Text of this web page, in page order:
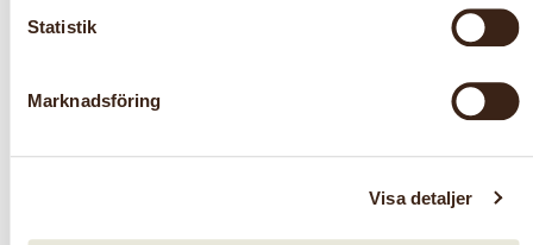
Statistik
Marknadsföring
Visa detaljer
Riksförbundet